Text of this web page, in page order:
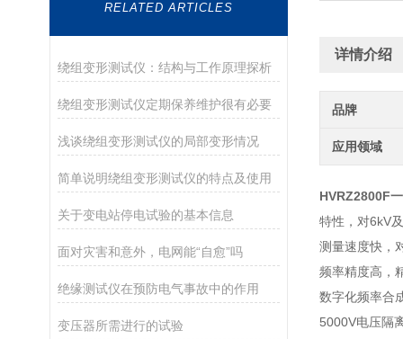
RELATED ARTICLES
绕组变形测试仪：结构与工作原理探析
绕组变形测试仪定期保养维护很有必要
浅谈绕组变形测试仪的局部变形情况
简单说明绕组变形测试仪的特点及使用
关于变电站停电试验的基本信息
面对灾害和意外，电网能“自愈”吗
绝缘测试仪在预防电气事故中的作用
变压器所需进行的试验
详情介绍
品牌
应用领域
HVRZ2800F
特性，对6kV
测量速度快，
频率精度高，
数字化频率合
5000V电压隔